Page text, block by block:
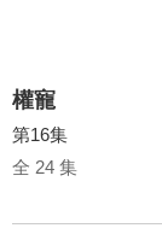
權寵
第16集
全 24 集